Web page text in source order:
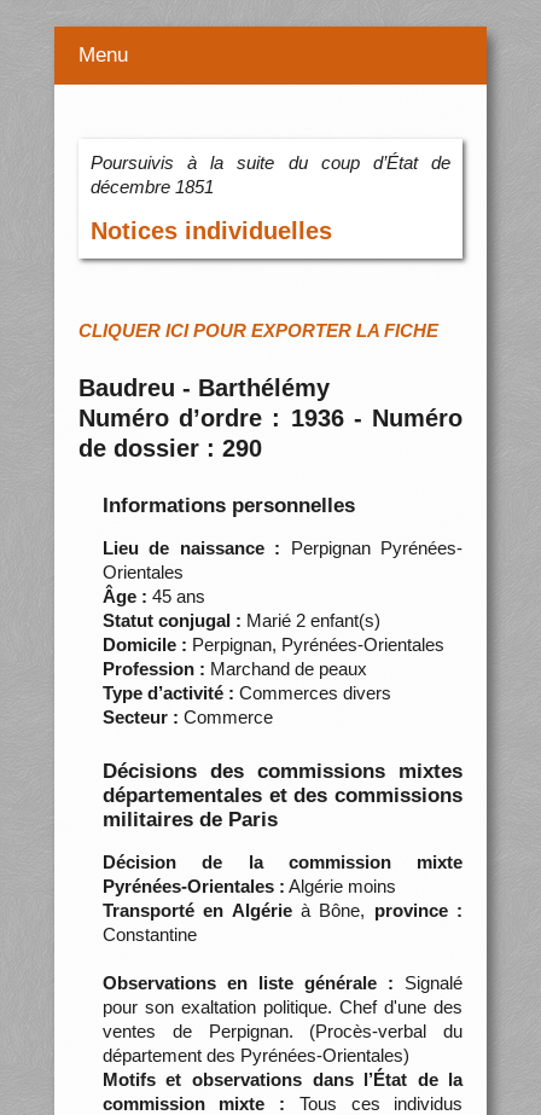
Menu
Poursuivis à la suite du coup d’État de
décembre 1851
Notices individuelles
CLIQUER ICI POUR EXPORTER LA FICHE
Baudreu - Barthélémy
Numéro d’ordre : 1936 - Numéro
de dossier : 290
Informations personnelles
Lieu de naissance : Perpignan Pyrénées-
Orientales
Âge : 45 ans
Statut conjugal : Marié 2 enfant(s)
Domicile : Perpignan, Pyrénées-Orientales
Profession : Marchand de peaux
Type d’activité : Commerces divers
Secteur : Commerce
Décisions des commissions mixtes
départementales et des commissions
militaires de Paris
Décision de la commission mixte
Pyrénées-Orientales : Algérie moins
Transporté en Algérieà Bône, province :
Constantine
Observations en liste générale : Signalé
pour son exaltation politique. Chef d'une des
ventes de Perpignan. (Procès-verbal du
département des Pyrénées-Orientales)
Motifs et observations dans l’État de la
commission mixte : Tous ces individus